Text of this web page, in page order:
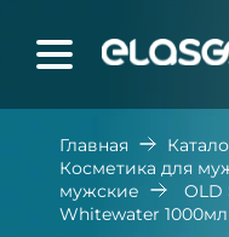
Главная
Косметика для
мужские
OLD
Whitewater 1000мл